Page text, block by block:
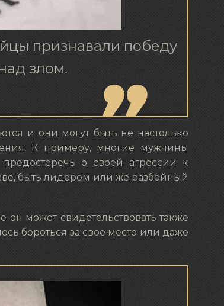
признавали победу
злом.
и они могут быть не настолько
К примеру, многие мужчины
о своей агрессии к
быть лидером или же разбойный
может свидетельствовать также
бороться за свое место или даже